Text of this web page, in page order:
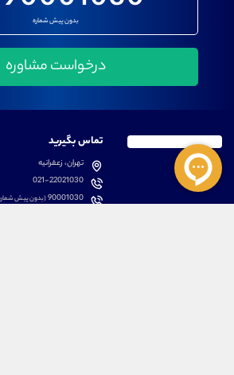
بدون پیش شماره
تماس بگیرید
تهران، زعفرانیه
021-22021030
90001030(بدون پیش